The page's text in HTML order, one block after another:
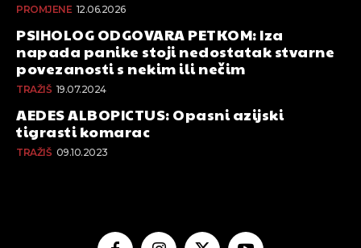
PROMJENE 12.06.2026
PSIHOLOG ODGOVARA PETKOM: Iza
napada panike stoji nedostatak stvarne
povezanosti s nekim ili nečim
TRAŽIŠ 19.07.2024
AEDES ALBOPICTUS: Opasni azijski
tigrasti komarac
TRAŽIŠ 09.10.2023